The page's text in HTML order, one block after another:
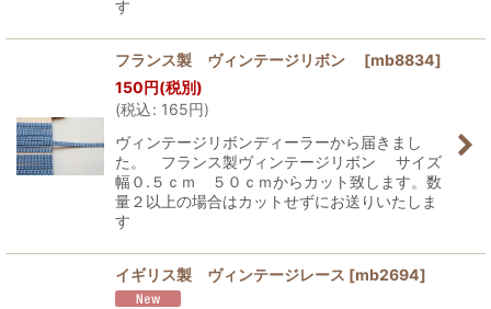
す
フランス製 ヴィンテージリボン [mb8834]
150円(税別)
(税込: 165円)
ヴィンテージリボンディーラーから届きまし
た。 フランス製ヴィンテージリボン サイズ
幅０.５ｃｍ ５０ｃｍからカット致します。数
量２以上の場合はカットせずにお送りいたしま
す
イギリス製 ヴィンテージレース [mb2694]